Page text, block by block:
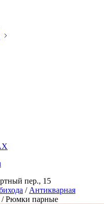
пер., 15
/ Антикварная
/ Рюмки парные